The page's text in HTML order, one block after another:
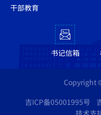
干部教育
书记信箱
Copyright
吉ICP备05001995号